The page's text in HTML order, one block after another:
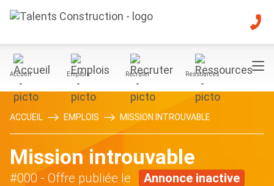
Accueil Emplois Recruter Ressources
ACCUEIL EMPLOIS MISSION INTROUVABLE
Mission introuvable
#000 - Offre publiée le
Annonce inactive